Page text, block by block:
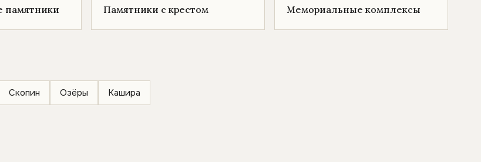
памятники Памятники с крестом Мемориальные комплексы
Скопин Озёры Кашира